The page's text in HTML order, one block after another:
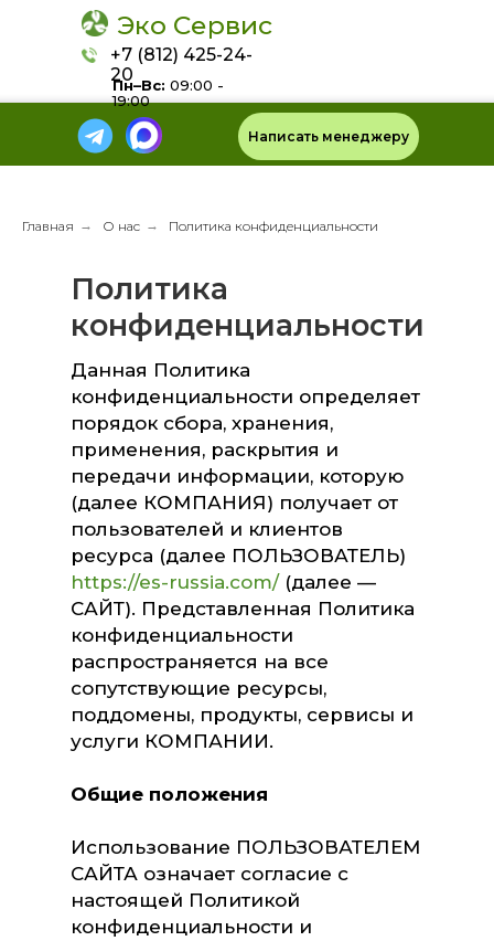
+7 (812) 425-24-
20
Пн–Вс: 09:00 -
19:00
Эко Сервис
Написать менеджеру
Главная → О нас → Политика конфиденциальности
Политика
конфиденциальности
Данная Политика
конфиденциальности определяет
порядок сбора, хранения,
применения, раскрытия и
передачи информации, которую
(далее КОМПАНИЯ) получает от
пользователей и клиентов
ресурса (далее ПОЛЬЗОВАТЕЛЬ)
https://es-russia.com/ (далее —
САЙТ). Представленная Политика
конфиденциальности
распространяется на все
сопутствующие ресурсы,
поддомены, продукты, сервисы и
услуги КОМПАНИИ.
Общие положения
Использование ПОЛЬЗОВАТЕЛЕМ
САЙТА означает согласие с
настоящей Политикой
конфиденциальности и